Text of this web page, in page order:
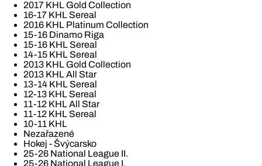
2017 KHL Gold Collection
16-17 KHL Sereal
2016 KHL Platinum Collection
15-16 Dinamo Riga
15-16 KHL Sereal
14-15 KHL Sereal
2013 KHL Gold Collection
2013 KHL All Star
13-14 KHL Sereal
12-13 KHL Sereal
11-12 KHL All Star
11-12 KHL Sereal
10-11 KHL
Nezařazené
Hokej - Švýcarsko
25-26 National League II.
25-26 National League I.